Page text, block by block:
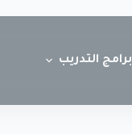
برامج التدريب